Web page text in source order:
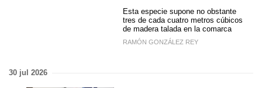
Esta especie supone no obstante
tres de cada cuatro metros cúbicos
de madera talada en la comarca
RAMÓN GONZÁLEZ REY
30 jul 2026